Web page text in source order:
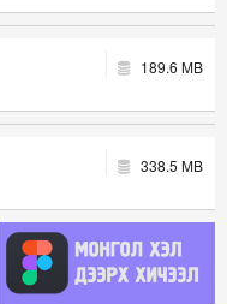
189.6 MB
338.5 MB